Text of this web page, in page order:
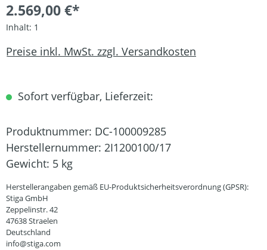
2.569,00 €*
Inhalt: 1
Preise inkl. MwSt. zzgl. Versandkosten
Sofort verfügbar, Lieferzeit:
Produktnummer: DC-100009285
Herstellernummer: 2I1200100/17
Gewicht: 5 kg
Herstellerangaben gemäß EU-Produktsicherheitsverordnung (GPSR):
Stiga GmbH
Zeppelinstr. 42
47638 Straelen
Deutschland
info@stiga.com